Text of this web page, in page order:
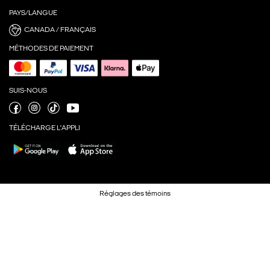
PAYS/LANGUE
CANADA / FRANÇAIS
MÉTHODES DE PAIEMENT
SUIS-NOUS
TÉLÉCHARGE L'APPLI
Réglages des témoins